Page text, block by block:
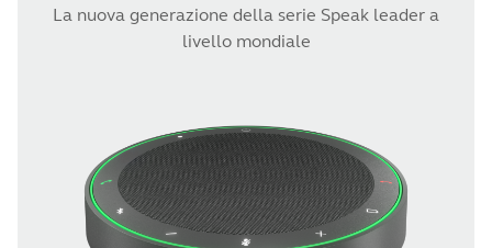
La nuova generazione della serie Speak leader a
livello mondiale